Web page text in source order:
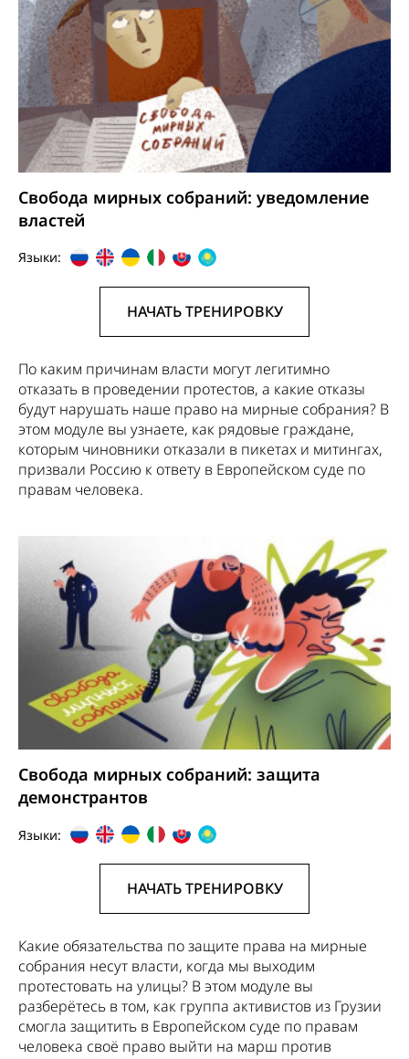
Свобода мирных собраний: уведомление
властей
Языки:
НАЧАТЬ ТРЕНИРОВКУ
По каким причинам власти могут легитимно
отказать в проведении протестов, а какие отказы
будут нарушать наше право на мирные собрания? В
этом модуле вы узнаете, как рядовые граждане,
которым чиновники отказали в пикетах и митингах,
призвали Россию к ответу в Европейском суде по
правам человека.
Свобода мирных собраний: защита
демонстрантов
Языки:
НАЧАТЬ ТРЕНИРОВКУ
Какие обязательства по защите права на мирные
собрания несут власти, когда мы выходим
протестовать на улицы? В этом модуле вы
разберётесь в том, как группа активистов из Грузии
смогла защитить в Европейском суде по правам
человека своё право выйти на марш против